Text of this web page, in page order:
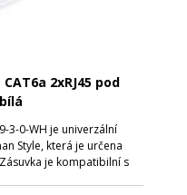
2xRJ45 pod
3-0-WH je univerzální
Style, která je určena
je kompatibilní s